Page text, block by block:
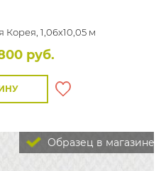
1,06x10,05 м
руб.
Образец в магазине